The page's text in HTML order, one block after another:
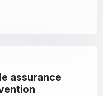
assurance